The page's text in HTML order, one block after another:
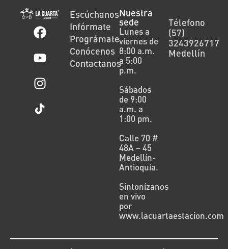
Escúchanos
Infórmate
Prográmate
Conócenos
Contactanos
Nuestra
sede
Lunes a
viernes de
8:00 a.m.
a 5:00
p.m.
Sábados
de 9:00
a.m. a
1:00 pm.
Calle 70 #
48A – 45
Medellín-
Antioquia.
Sintonízanos
en vivo
por
www.lacuartaestacion.com
Télefono
(57)
3243926717
Medellín